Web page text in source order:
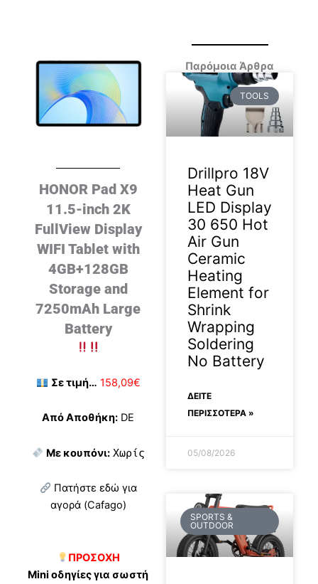
HONOR Pad X9
11.5-inch 2K
FullView Display
WIFI Tablet with
4GB+128GB
Storage and
7250mAh Large
Battery
Σε τιμή… 158,09€
Από Αποθήκη: DE
Με κουπόνι: Χωρίς
Πατήστε εδώ για
αγορά (Cafago)
ΠΡΟΣΟΧΗ
Mini οδηγίες για σωστή
Παρόμοια Άρθρα
TOOLS
Drillpro 18V
Heat Gun
LED Display
30 650 Hot
Air Gun
Ceramic
Heating
Element for
Shrink
Wrapping
Soldering
No Battery
ΔΕΊΤΕ
ΠΕΡΙΣΣΟΤΕΡΑ »
05/08/2026
SPORTS &
OUTDOOR